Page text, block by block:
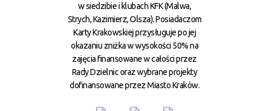
w siedzibie i klubach KFK (Malwa,
Strych, Kazimierz, Olsza). Posiadaczom
Karty Krakowskiej przysługuje po jej
okazaniu zniżka w wysokości 50% na
zajęcia finansowane w całości przez
Rady Dzielnic oraz wybrane projekty
dofinansowane przez Miasto Kraków.